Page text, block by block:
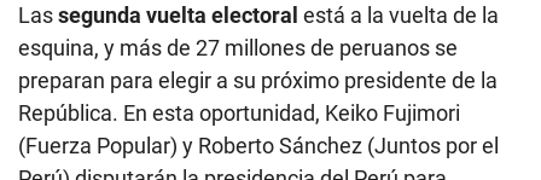
Lassegunda vuelta electoral está a la vuelta de la
esquina, y más de 27 millones de peruanos se
preparan para elegir a su próximo presidente de la
República. En esta oportunidad, Keiko Fujimori
(Fuerza Popular) y Roberto Sánchez (Juntos por el